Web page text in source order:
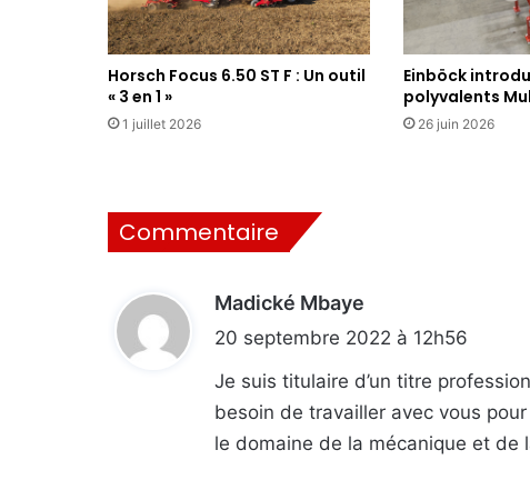
Horsch Focus 6.50 ST F : Un outil
« 3 en 1 »
1 juillet 2026
Einböck
polyvalents
26 juin 2026
Commentaire
Madické Mbaye
i
t
20 septembre 2022 à 12h56
Je suis titulaire d’un titre
besoin de travailler avec vous
le domaine de la mécanique et de